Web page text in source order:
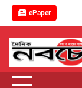
ePaper
content